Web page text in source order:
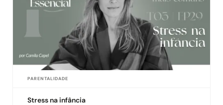
PARENTALIDADE
Stress na infância